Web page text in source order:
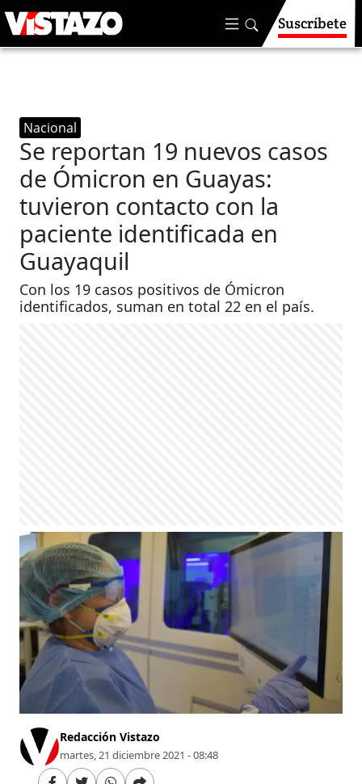
Suscríbete
Nacional
Se reportan 19 nuevos casos
de Ómicron en Guayas:
tuvieron contacto con la
paciente identificada en
Guayaquil
Con los 19 casos positivos de Ómicron
identificados, suman en total 22 en el país.
Redacción Vistazo
martes, 21 diciembre 2021 - 08:48